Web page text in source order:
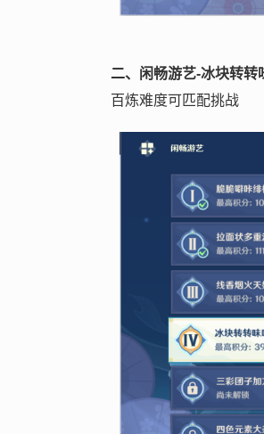
二、闲畅游艺-冰块转转
百炼难度可匹配挑战